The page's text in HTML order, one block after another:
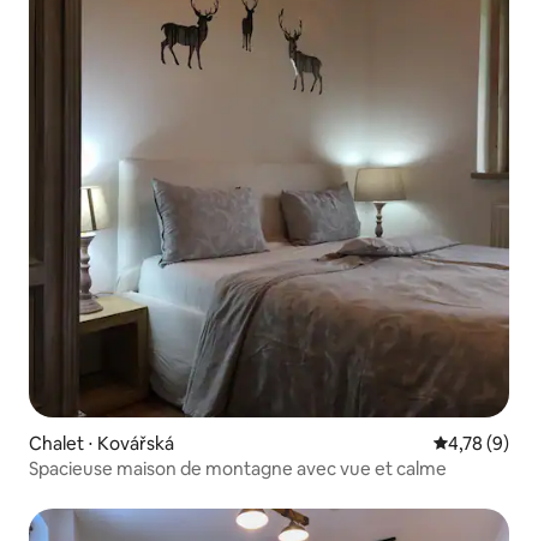
Chalet ⋅ Kovářská Évaluation
4,78 (9)
Spacieuse maison de montagne avec vue et calme